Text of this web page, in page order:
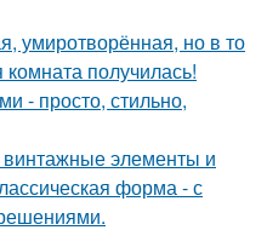
умиротворённая, но в то
получилась!
- просто, стильно,
винтажные элементы и
форма - с